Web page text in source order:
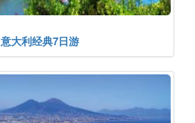
意大利经典7日游